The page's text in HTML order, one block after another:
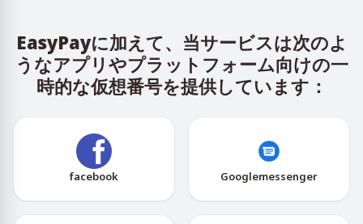
EasyPayに加えて、当サービスは次のよ
うなアプリやプラットフォーム向けの一
時的な仮想番号を提供しています：
facebook Googlemessenger